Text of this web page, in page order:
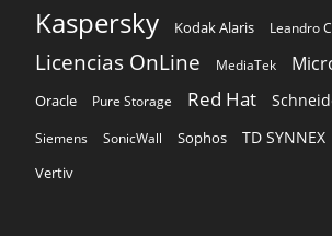
Kaspersky Kodak Alaris Leandro
Licencias OnLine MediaTek
Oracle Pure Storage Red Hat
Siemens SonicWall Sophos TD SYNNEX
Vertiv